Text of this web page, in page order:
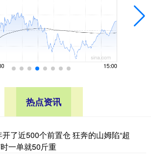
热点资讯
了近500个前置仓 狂奔的山姆陷“超
一单就50斤重